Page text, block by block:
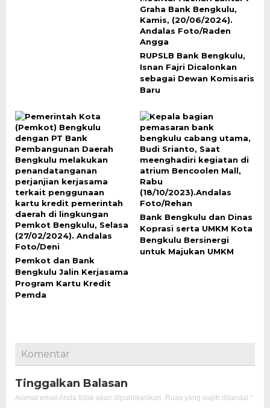
RUPSLB Bank Bengkulu,
Isnan Fajri Dicalonkan
sebagai Dewan Komisaris
Baru
Pemkot dan Bank
Bengkulu Jalin Kerjasama
Program Kartu Kredit
Pemda
Bank Bengkulu dan Dinas
Koprasi serta UMKM Kota
Bengkulu Bersinergi
untuk Majukan UMKM
Komentar
Tinggalkan Balasan
Alamat email Anda tidak akan dipublikasikan. Ruas yang wajib ditandai *